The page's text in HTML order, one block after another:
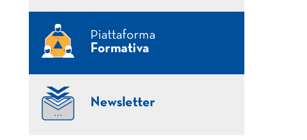
Piattaforma
Formativa
Newsletter